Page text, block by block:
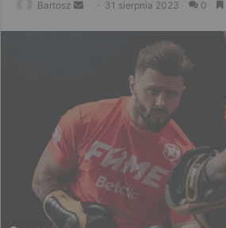
Bartosz
Send 31 sierpnia 2023 0